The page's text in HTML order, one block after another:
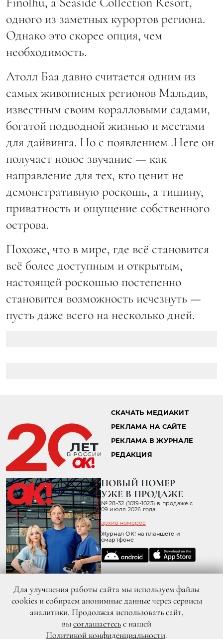
одного из заметных курортов региона.
Однако это скорее опция, чем
необходимость.
Атолл Баа давно считается одним из
самых живописных регионов Мальдив,
известным своим коралловыми садами,
богатой подводной жизнью и местами
для дайвинга. Но с появлением .Here он
получает новое звучание — как
направление для тех, кто ценит не
демонстративную роскошь, а тишину,
приватность и ощущение собственного
острова.
Похоже, что в мире, где всё становится
всё более доступным и открытым,
настоящей роскошью постепенно
становится возможность исчезнуть —
пусть даже всего на несколько дней.
СКАЧАТЬ МЕДИАКИТ
РЕКЛАМА НА САЙТЕ
РЕКЛАМА В ЖУРНАЛЕ
РЕДАКЦИЯ
НОВЫЙ НОМЕР
УЖЕ В ПРОДАЖЕ
№ 28-32 (1019-1023) в продаже с
09 июля 2026 года
архив номеров
Журнал OK! на планшете и
смартфоне
© 2026 ООО «ХИТ ТВ» Все права защищены. 16+
Для улучшения работы сайта мы используем файлы
cookies и собираем анонимные данные через сервисы
аналитики. Продолжая использовать сайт,
высоглашаетесьс нашей
Политикой конфиденциальности.